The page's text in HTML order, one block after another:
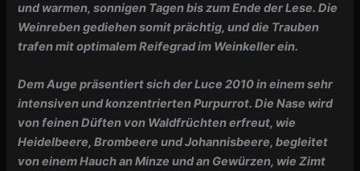
und warmen, sonnigen Tagen bis zum Ende der Lese. Die
Weinreben gediehen somit prächtig, und die Trauben
trafen mit optimalem Reifegrad im Weinkeller ein.
Dem Auge präsentiert sich der Luce 2010 in einem sehr
intensiven und konzentrierten Purpurrot. Die Nase wird
von feinen Düften von Waldfrüchten erfreut, wie
Heidelbeere, Brombeere und Johannisbeere,begleitet
von einem Hauch an Minze und an Gewürzen, wie Zimt